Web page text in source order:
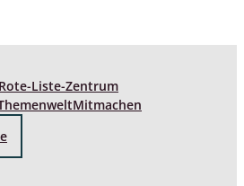
Liste-Zentrum
Mitmachen